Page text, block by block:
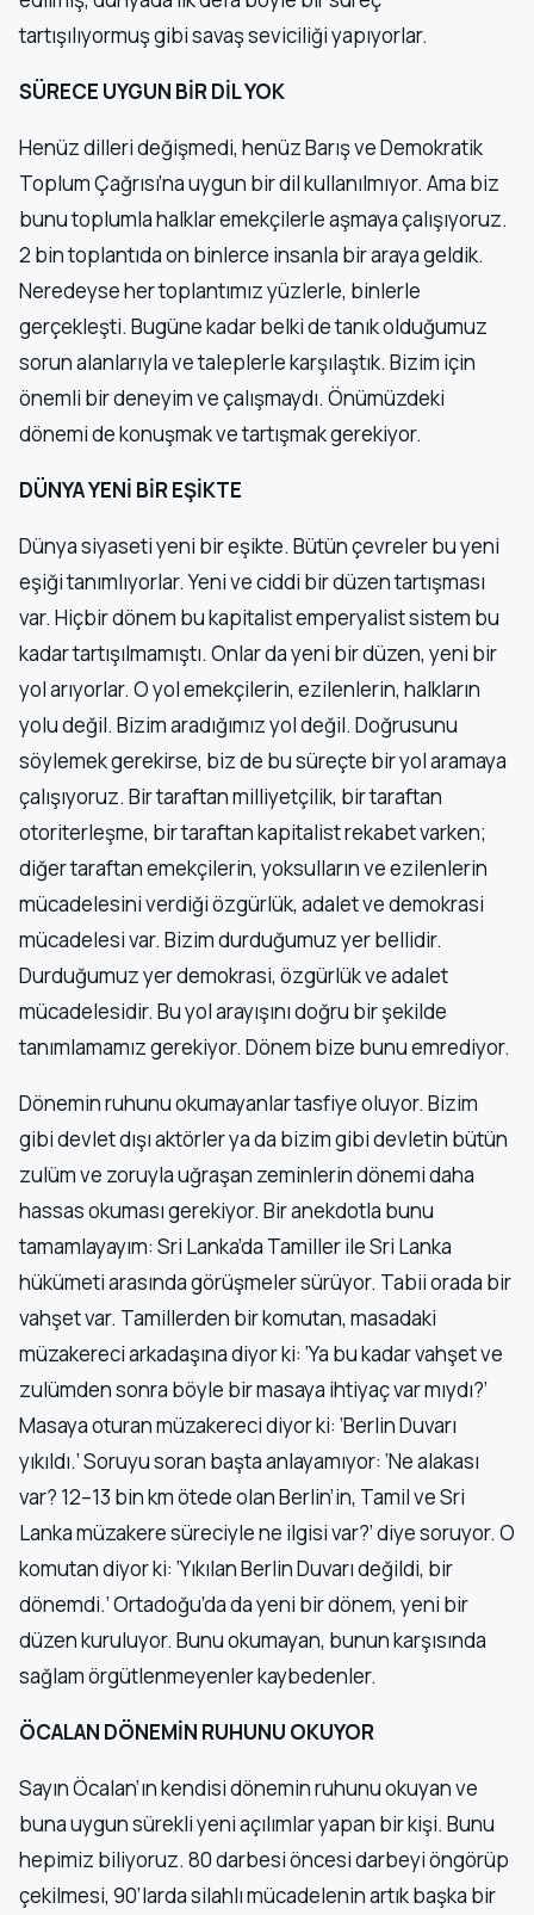
tartışılıyormuş gibi savaş seviciliği yapıyorlar.
SÜRECE UYGUN BİR DİL YOK
Henüz dilleri değişmedi, henüz Barış ve Demokratik
Toplum Çağrısı’na uygun bir dil kullanılmıyor. Ama biz
bunu toplumla halklar emekçilerle aşmaya çalışıyoruz.
2 bin toplantıda on binlerce insanla bir araya geldik.
Neredeyse her toplantımız yüzlerle, binlerle
gerçekleşti. Bugüne kadar belki de tanık olduğumuz
sorun alanlarıyla ve taleplerle karşılaştık. Bizim için
önemli bir deneyim ve çalışmaydı. Önümüzdeki
dönemi de konuşmak ve tartışmak gerekiyor.
DÜNYA YENİ BİR EŞİKTE
Dünya siyaseti yeni bir eşikte. Bütün çevreler bu yeni
eşiği tanımlıyorlar. Yeni ve ciddi bir düzen tartışması
var. Hiçbir dönem bu kapitalist emperyalist sistem bu
kadar tartışılmamıştı. Onlar da yeni bir düzen, yeni bir
yol arıyorlar. O yol emekçilerin, ezilenlerin, halkların
yolu değil. Bizim aradığımız yol değil. Doğrusunu
söylemek gerekirse, biz de bu süreçte bir yol aramaya
çalışıyoruz. Bir taraftan milliyetçilik, bir taraftan
otoriterleşme, bir taraftan kapitalist rekabet varken;
diğer taraftan emekçilerin, yoksulların ve ezilenlerin
mücadelesini verdiği özgürlük, adalet ve demokrasi
mücadelesi var. Bizim durduğumuz yer bellidir.
Durduğumuz yer demokrasi, özgürlük ve adalet
mücadelesidir. Bu yol arayışını doğru bir şekilde
tanımlamamız gerekiyor. Dönem bize bunu emrediyor.
Dönemin ruhunu okumayanlar tasfiye oluyor. Bizim
gibi devlet dışı aktörler ya da bizim gibi devletin bütün
zulüm ve zoruyla uğraşan zeminlerin dönemi daha
hassas okuması gerekiyor. Bir anekdotla bunu
tamamlayayım: Sri Lanka’da Tamiller ile Sri Lanka
hükümeti arasında görüşmeler sürüyor. Tabii orada bir
vahşet var. Tamillerden bir komutan, masadaki
müzakereci arkadaşına diyor ki: ‘Ya bu kadar vahşet ve
zulümden sonra böyle bir masaya ihtiyaç var mıydı?’
Masaya oturan müzakereci diyor ki: ‘Berlin Duvarı
yıkıldı.’ Soruyu soran başta anlayamıyor: ‘Ne alakası
var? 12–13 bin km ötede olan Berlin’in, Tamil ve Sri
Lanka müzakere süreciyle ne ilgisi var?’ diye soruyor. O
komutan diyor ki: ‘Yıkılan Berlin Duvarı değildi, bir
dönemdi.’ Ortadoğu’da da yeni bir dönem, yeni bir
düzen kuruluyor. Bunu okumayan, bunun karşısında
sağlam örgütlenmeyenler kaybedenler.
ÖCALAN DÖNEMİN RUHUNU OKUYOR
Sayın Öcalan’ın kendisi dönemin ruhunu okuyan ve
buna uygun sürekli yeni açılımlar yapan bir kişi. Bunu
hepimiz biliyoruz. 80 darbesi öncesi darbeyi öngörüp
çekilmesi, 90’larda silahlı mücadelenin artık başka bir